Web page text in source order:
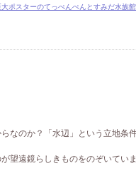
ポスターのてっぺんぺんとすみだ水族
なのか？「水辺」という立地
望遠鏡らしきものをのぞいてい